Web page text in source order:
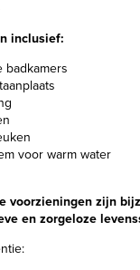
inclusief:
badkamers
voor warm water
voorzieningen zijn
en zorgeloze